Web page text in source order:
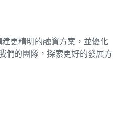
更精明的融資方案，並優化
們的團隊，探索更好的發展方